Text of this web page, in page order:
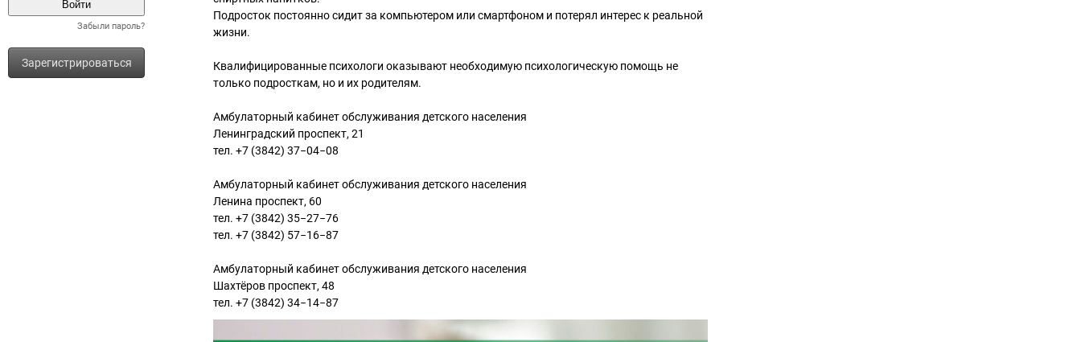
Забыли пароль?
Зарегистрироваться
Подросток постоянно сидит за компьютером или смартфоном и потерял интерес к реальной
жизни.
Квалифицированные психологи оказывают необходимую психологическую помощь не
только подросткам, но и их родителям.
Амбулаторный кабинет обслуживания детского населения
Ленинградский проспект, 21
тел. +7 (3842) 37−04−08
Амбулаторный кабинет обслуживания детского населения
Ленина проспект, 60
тел. +7 (3842) 35−27−76
тел. +7 (3842) 57−16−87
Амбулаторный кабинет обслуживания детского населения
Шахтёров проспект, 48
тел. +7 (3842) 34−14−87